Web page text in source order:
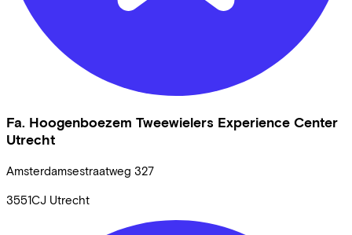
Fa. Hoogenboezem Tweewielers Experience Center
Utrecht
Amsterdamsestraatweg 327
3551CJ Utrecht